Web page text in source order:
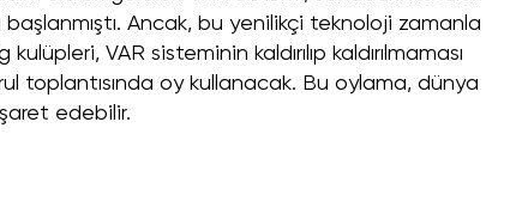
Ancak, bu yenilikçi teknoloji zamanla
VAR sisteminin kaldırılıp kaldırılmaması
toplantısında oy kullanacak. Bu oylama, dünya
edebilir.